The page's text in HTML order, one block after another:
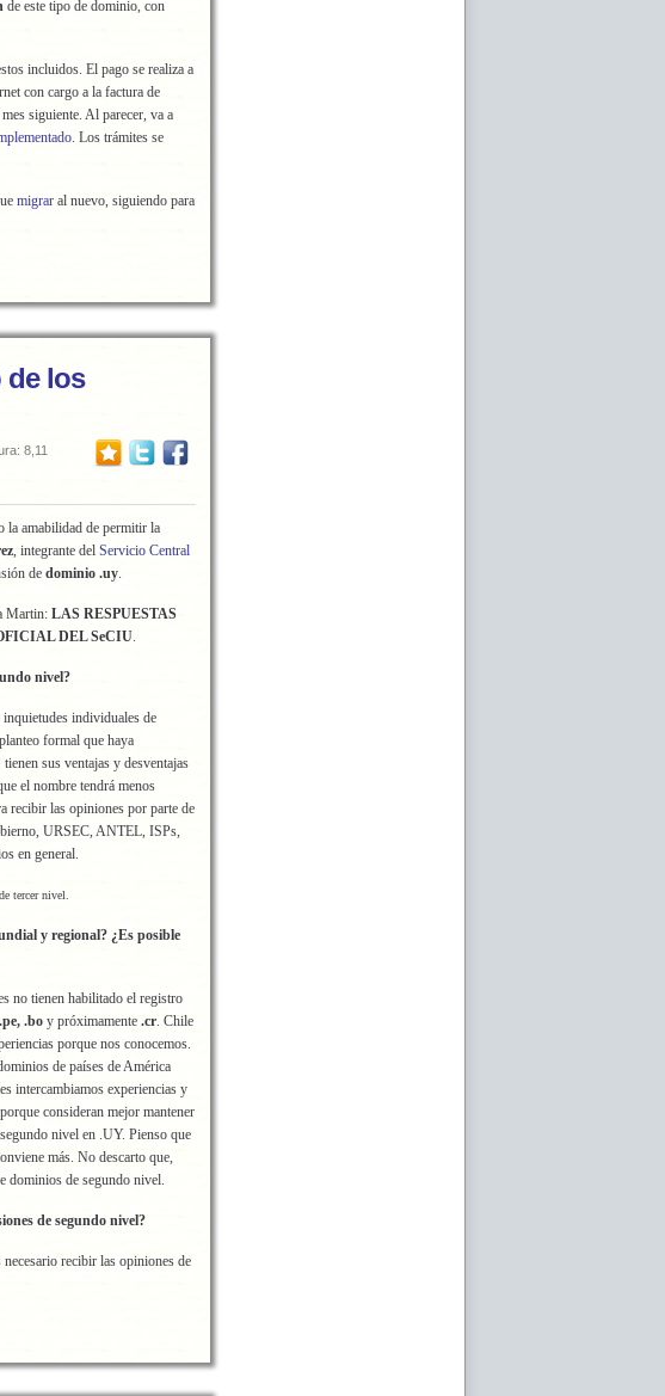
de este tipo de dominio, con
incluidos. El pago se realiza a
con cargo a la factura de
siguiente. Al parecer, va a
. Los trámites se
migrar al nuevo, siguiendo para
de los
8,11
amabilidad de permitir la
, integrante del Servicio Central
de dominio .uy.
Martin: LAS RESPUESTAS
DEL SeCIU.
nivel?
individuales de
formal que haya
tienen sus ventajas y desventajas
el nombre tendrá menos
recibir las opiniones por parte de
URSEC, ANTEL, ISPs,
en general.
tercer nivel.
y regional? ¿Es posible
no tienen habilitado el registro
.bo y próximamente .cr. Chile
porque nos conocemos.
de países de América
intercambiamos experiencias y
consideran mejor mantener
nivel en .UY. Pienso que
más. No descarto que,
dominios de segundo nivel.
de segundo nivel?
necesario recibir las opiniones de